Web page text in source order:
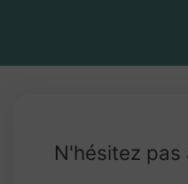
N'hésitez